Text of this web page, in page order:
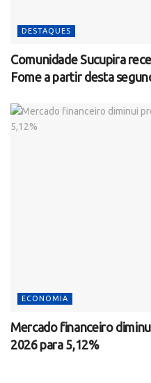
DESTAQUES
Comunidade Sucupira
Fome a partir desta
ECONOMIA
Mercado financeiro
2026 para 5,12%